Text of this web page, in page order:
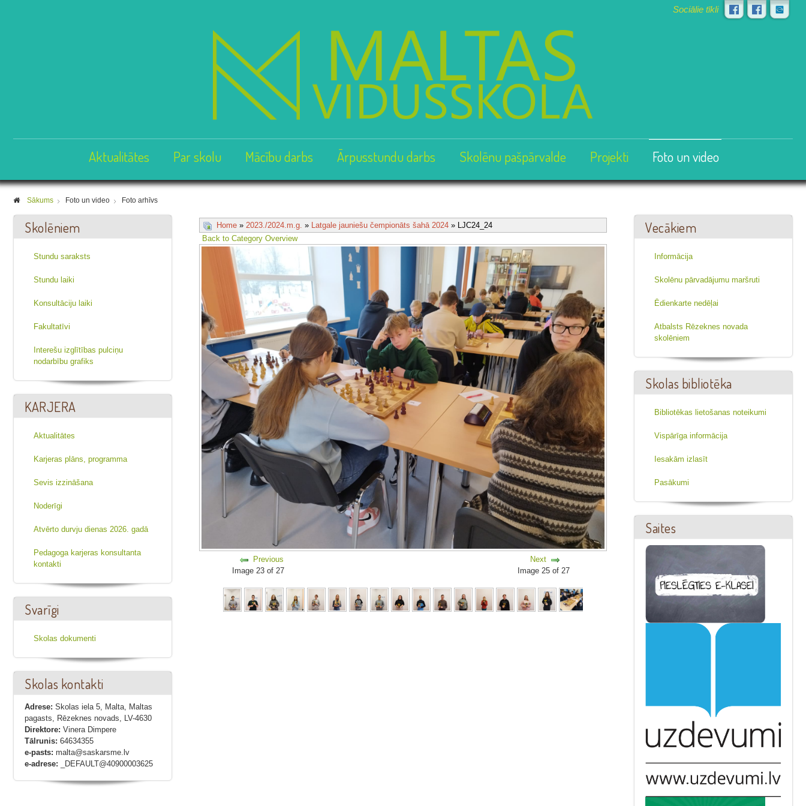
Sociālie tīkli
Aktualitātes Par skolu Mācību darbs Ārpusstundu darbs Skolēnu pašpārvalde Projekti Foto un video
Sākums Foto un video Foto arhīvs
Skolēniem
Stundu saraksts
Stundu laiki
Konsultāciju laiki
Fakultatīvi
Interešu izglītības pulciņu
nodarbību grafiks
KARJERA
Aktualitātes
Karjeras plāns, programma
Sevis izzināšana
Noderīgi
Atvērto durvju dienas 2026. gadā
Pedagoga karjeras konsultanta
kontakti
Svarīgi
Skolas dokumenti
Skolas kontakti
Adrese: Skolas iela 5, Malta, Maltas
pagasts, Rēzeknes novads, LV-4630
Direktore: Vinera Dimpere
Tālrunis: 64634355
e-pasts: malta@saskarsme.lv
e-adrese: _DEFAULT@40900003625
Vecākiem
Informācija
Skolēnu pārvadājumu maršruti
Ēdienkarte nedēļai
Atbalsts Rēzeknes novada
skolēniem
Skolas bibliotēka
Bibliotēkas lietošanas noteikumi
Vispārīga informācija
Iesakām izlasīt
Pasākumi
Saites
Home » 2023./2024.m.g. » Latgale jauniešu čempionāts šahā 2024 » LJC24_24
Back to Category Overview
Previous
Image 23 of 27
Next
Image 25 of 27